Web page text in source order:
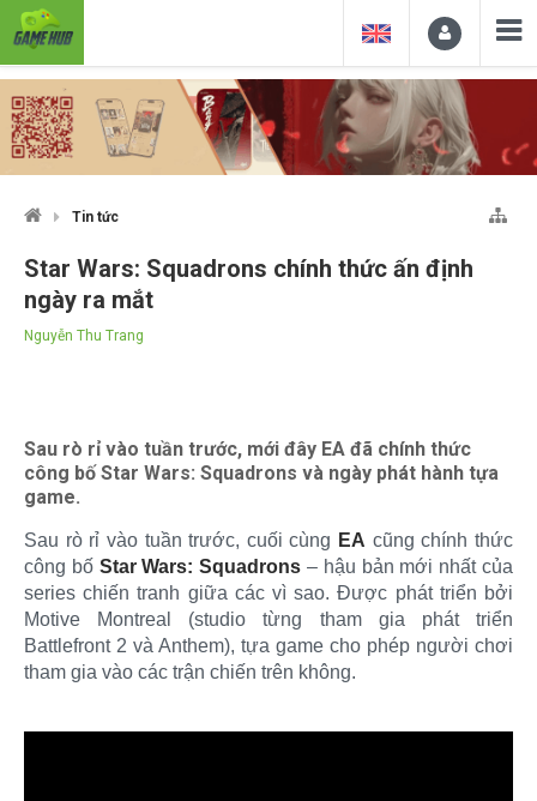
Tin tức
Star Wars: Squadrons chính thức ấn định
ngày ra mắt
Nguyễn Thu Trang
Sau rò rỉ vào tuần trước, mới đây EA đã chính thức
công bố Star Wars: Squadrons và ngày phát hành tựa
game.
Sau rò rỉ vào tuần trước, cuối cùng EA cũng chính thức
công bố Star Wars: Squadrons – hậu bản mới nhất của
series chiến tranh giữa các vì sao. Được phát triển bởi
Motive Montreal (studio từng tham gia phát triển
Battlefront 2 và Anthem), tựa game cho phép người chơi
tham gia vào các trận chiến trên không.